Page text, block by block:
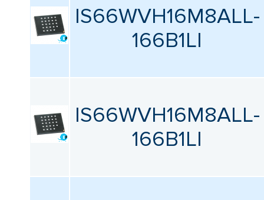
IS66WVH16M8ALL-
166B1LI
IS66WVH16M8ALL-
166B1LI